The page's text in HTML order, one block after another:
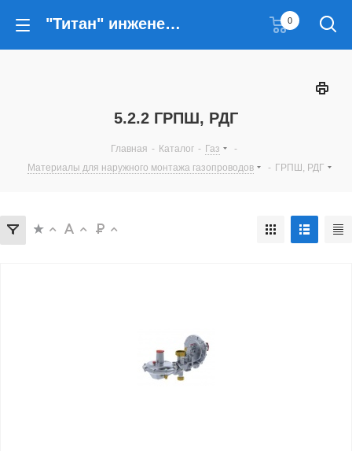
"Титан" инженерные решения 0
5.2.2 ГРПШ, РДГ
Главная - Каталог - Газ
-
Материалы для наружного монтажа газопроводов
- ГРПШ, РДГ